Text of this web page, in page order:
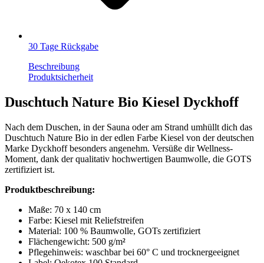
30 Tage Rückgabe
Beschreibung
Produktsicherheit
Duschtuch Nature Bio Kiesel Dyckhoff
Nach dem Duschen, in der Sauna oder am Strand umhüllt dich das
Duschtuch Nature Bio in der edlen Farbe Kiesel von der deutschen
Marke Dyckhoff besonders angenehm. Versüße dir Wellness-
Moment, dank der qualitativ hochwertigen Baumwolle, die GOTS
zertifiziert ist.
Produktbeschreibung:
Maße: 70 x 140 cm
Farbe: Kiesel mit Reliefstreifen
Material: 100 % Baumwolle, GOTs zertifiziert
Flächengewicht: 500 g/m²
Pflegehinweis: waschbar bei 60° C und trocknergeeignet